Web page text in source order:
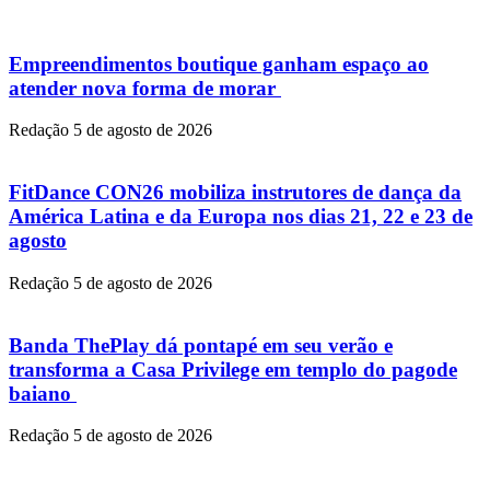
Empreendimentos boutique ganham espaço ao
atender nova forma de morar
Redação 5 de agosto de 2026
FitDance CON26 mobiliza instrutores de dança da
América Latina e da Europa nos dias 21, 22 e 23 de
agosto
Redação 5 de agosto de 2026
Banda ThePlay dá pontapé em seu verão e
transforma a Casa Privilege em templo do pagode
baiano
Redação 5 de agosto de 2026